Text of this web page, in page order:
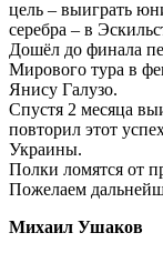
цель – выиграть
серебра – в
Дошёл до финала
Мирового тура в
Янису Галузо.
Спустя 2 месяца
повторил этот
Украины.
Полки ломятся от
Пожелаем
Михаил Ушаков